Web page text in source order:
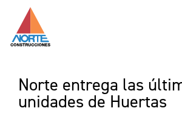
Norte entrega las
unidades de Huertas